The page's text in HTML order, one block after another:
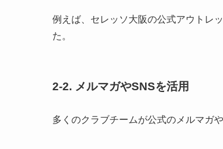
例えば、セレッソ大阪の公式アウトレ
た。
2-2. メルマガやSNSを活用
多くのクラブチームが公式のメルマガ